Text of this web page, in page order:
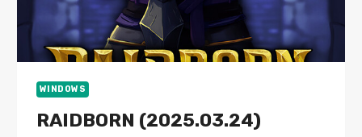
WINDOWS
RAIDBORN (2025.03.24)